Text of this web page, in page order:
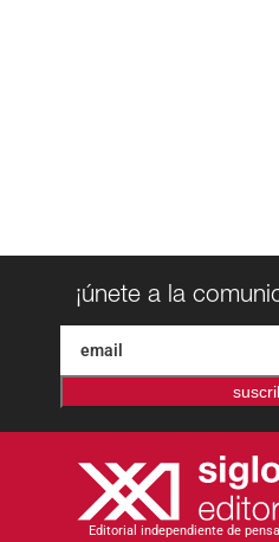
¡únete a la
Editorial independiente de